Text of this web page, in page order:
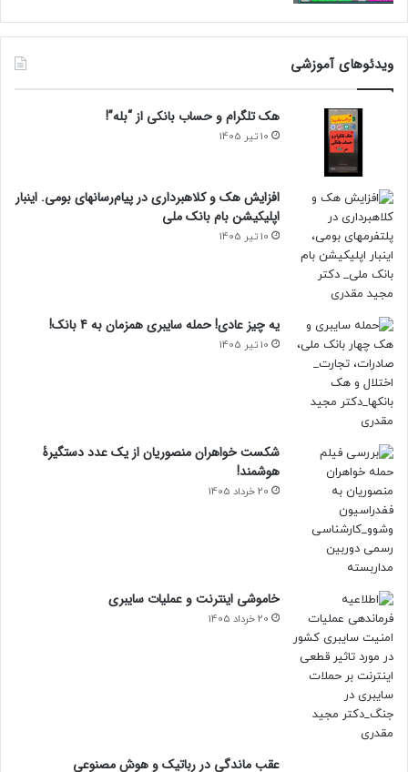
ویدئوهای آموزشی
هک تلگرام و حساب بانکی از “بله”!
10 تیر 1405
افزایش هک و کلاهبرداری در پیام‌رسانهای بومی. اینبار
اپلیکیشن بام‌ بانک ملی
10 تیر 1405
یه چیز عادی! حمله سایبری همزمان به 4 بانک!
10 تیر 1405
شکست خواهران منصوریان از یک عدد دستگیرۀ
هوشمند!
20 خرداد 1405
خاموشی اینترنت و عملیات سایبری
20 خرداد 1405
عقب ماندگی در رباتیک و هوش مصنوعی